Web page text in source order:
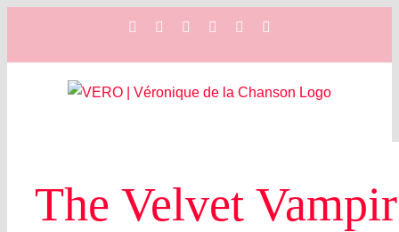
FacebookInstagramYouTube
SpotifySoundCloud
The Velvet